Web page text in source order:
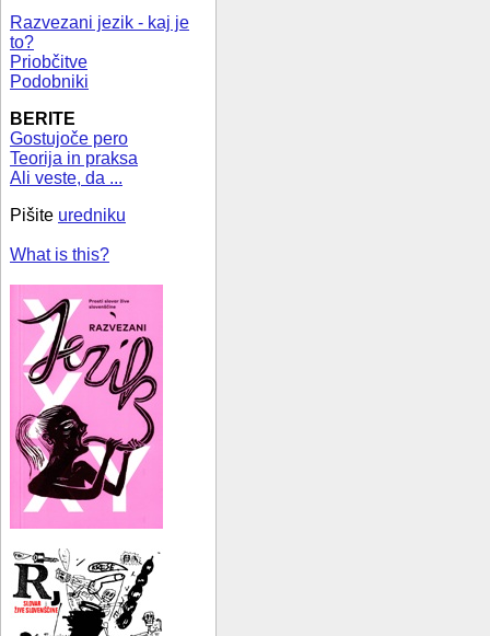
Razvezani jezik - kaj je
to?
Priobčitve
Podobniki
BERITE
Gostujoče pero
Teorija in praksa
Ali veste, da ...
Pišite uredniku
What is this?